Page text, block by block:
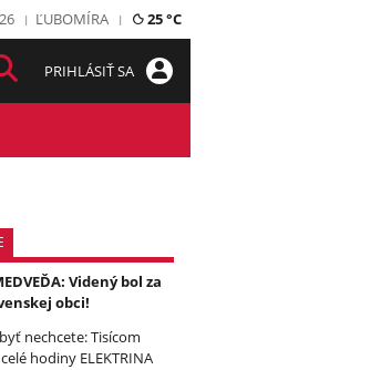
ĽUBOMÍRA 25 °C
PRIHLÁSIŤ SA
Videný bol za
obci!
nechcete: Tisícom
hodiny ELEKTRINA